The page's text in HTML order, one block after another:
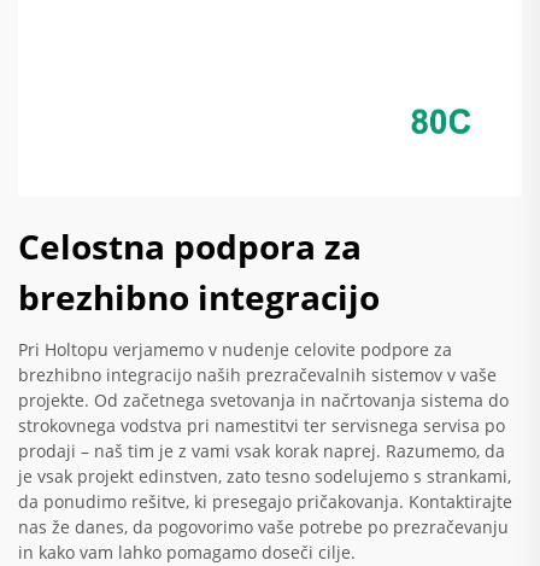
Celostna podpora za
brezhibno integracijo
Pri Holtopu verjamemo v nudenje celovite podpore za
brezhibno integracijo naših prezračevalnih sistemov v vaše
projekte. Od začetnega svetovanja in načrtovanja sistema do
strokovnega vodstva pri namestitvi ter servisnega servisa po
prodaji – naš tim je z vami vsak korak naprej. Razumemo, da
je vsak projekt edinstven, zato tesno sodelujemo s strankami,
da ponudimo rešitve, ki presegajo pričakovanja. Kontaktirajte
nas že danes, da pogovorimo vaše potrebe po prezračevanju
in kako vam lahko pomagamo doseči cilje.